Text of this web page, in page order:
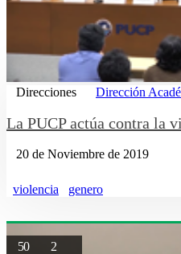
Direcciones Dirección
La PUCP actúa contra la
20 de Noviembre de 2019
violencia genero
50 2